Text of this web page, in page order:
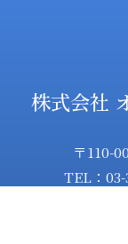
株式会社
〒110-
TEL：